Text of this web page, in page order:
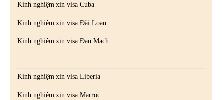
Kinh nghiệm xin visa Cuba
Kinh nghiệm xin visa Đài Loan
Kinh nghiệm xin visa Đan Mạch
Kinh nghiệm xin visa Liberia
Kinh nghiệm xin visa Marroc